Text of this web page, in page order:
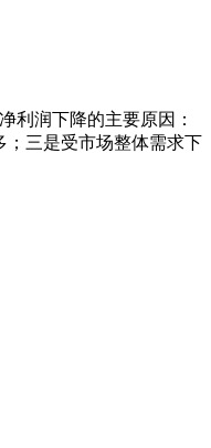
利润下降的主要原因：
；三是受市场整体需求下